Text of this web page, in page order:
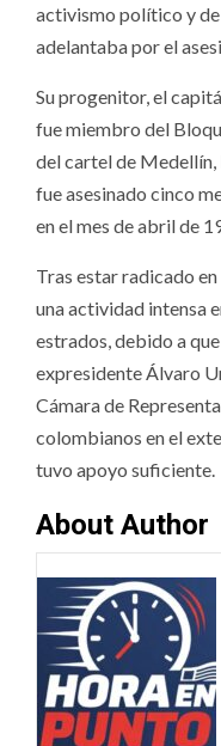
activismo político y
adelantaba por el
Su progenitor, el
fue miembro del
del cartel de
fue asesinado cinco
en el mes de abril de
Tras estar radicado
una actividad intensa
estrados, debido a
expresidente Álvaro
Cámara de
colombianos en el
tuvo apoyo suficiente.
About Author